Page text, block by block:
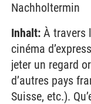
Nachholtermin
Inhalt: À travers
cinéma
jeter un regard
d’autres pays
Suisse, etc.).